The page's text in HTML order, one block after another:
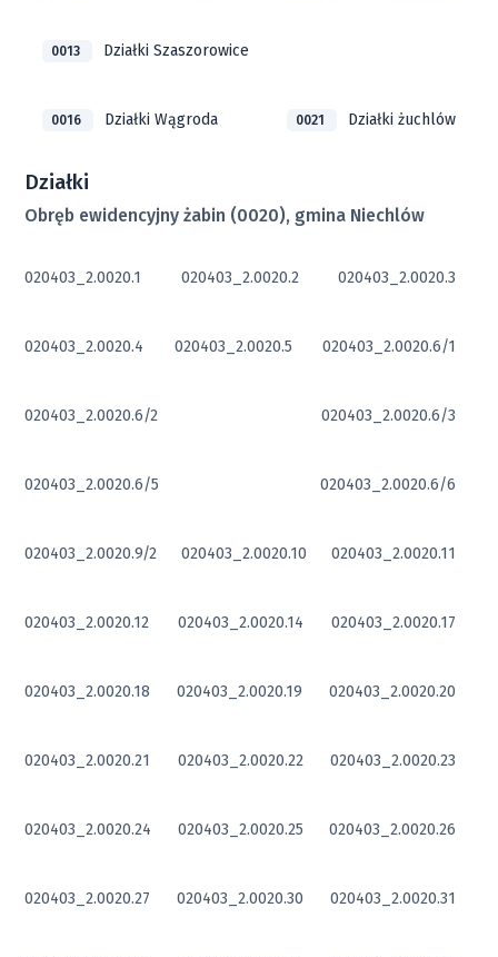
0013 Działki Szaszorowice
0016 Działki Wągroda 0021 Działki żuchlów
Działki
Obręb ewidencyjny żabin (0020), gmina Niechlów
020403_2.0020.1 020403_2.0020.2 020403_2.0020.3
020403_2.0020.4 020403_2.0020.5 020403_2.0020.6/1
020403_2.0020.6/2 020403_2.0020.6/3
020403_2.0020.6/5 020403_2.0020.6/6
020403_2.0020.9/2 020403_2.0020.10 020403_2.0020.11
020403_2.0020.12 020403_2.0020.14 020403_2.0020.17
020403_2.0020.18 020403_2.0020.19 020403_2.0020.20
020403_2.0020.21 020403_2.0020.22 020403_2.0020.23
020403_2.0020.24 020403_2.0020.25 020403_2.0020.26
020403_2.0020.27 020403_2.0020.30 020403_2.0020.31